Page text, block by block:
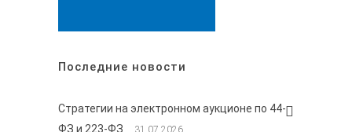
Последние новости
Стратегии на электронном аукционе по 44-
ФЗ и 223-ФЗ
31.07.2026